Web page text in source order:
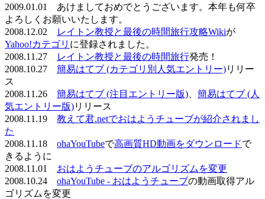
2009.01.01 あけましておめでとうございます。本年も何卒
よろしくお願いいたします。
2008.12.02
レイトン教授と最後の時間旅行攻略Wikiが
Yahoo!カテゴリ に登録されました。
2008.11.27
レイトン教授と最後の時間旅行発売！
2008.10.27 簡易はてブ (カテゴリ別人気エントリー)リリー
ス
2008.11.26 簡易はてブ (注目エントリー版)
簡易はてブ (人
気エントリー版)リリース
2008.11.19 教えて君.netでおはようチューブが紹介されまし
た
2008.11.18 ohaYouTubeで高画質HD動画をダウンロードで
きるように
2008.11.01 おはようチューブのアルゴリズムを変更
2008.10.24 ohaYouTube - おはようチューブの動画取得アル
ゴリズムを変更